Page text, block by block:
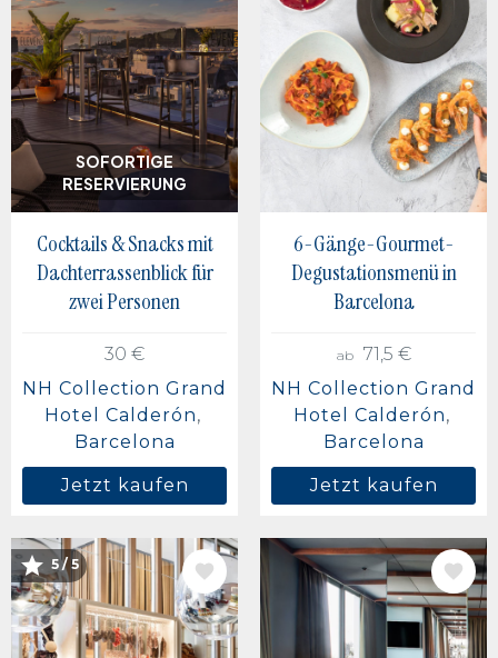
SOFORTIGE
RESERVIERUNG
Cocktails & Snacks mit
Dachterrassenblick für
zwei Personen
30 €
NH Collection Grand
Hotel Calderón
Barcelona
Jetzt kaufen
6-Gänge-Gourmet-
Degustationsmenü in
Barcelona
ab
71,5 €
NH Collection Grand
Hotel Calderón
Barcelona
Jetzt kaufen
BILD
5 / 5 BILD